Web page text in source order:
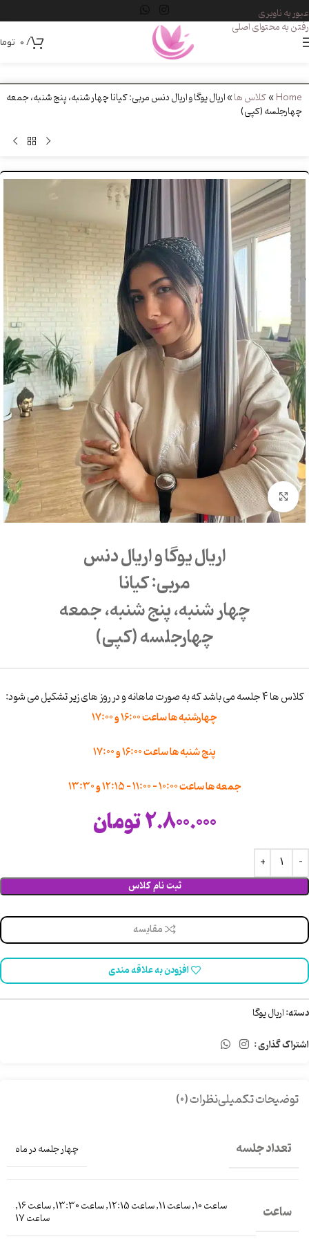
عبور به ناوبری
رفتن به محتوای اصلی
/
0
Home
»کلاس ها»اریال یوگا و اریال دنس مربی: کیانا چهار شنبه، پنج شنبه، جمعه
چهارجلسه (کپی)
بزرگنمایی تصویر
اریال یوگا و اریال دنس
مربی: کیانا
چهار شنبه، پنج شنبه، جمعه
چهارجلسه (کپی)
کلاس ها 4 جلسه می باشد که به صورت ماهانه و در روز های زیر تشکیل می شود:
چهارشنبه ها ساعت 16:00 و 17:00
پنج شنبه ها ساعت 16:00 و 17:00
جمعه ها ساعت 10:00 – 11:00 – 12:15 و 13:30
2.800.000تومان
ثبت نام کلاس
مقایسه
افزودن به علاقه مندی
دسته:اریال یوگا
اشتراک گذاری :
توضیحات تکمیلینظرات (0)
تعداد جلسه چهار جلسه در ماه
ساعت ساعت 10 ,ساعت 11 ,ساعت 12:15 ,ساعت 13:30 ,ساعت 16 ,
ساعت 17